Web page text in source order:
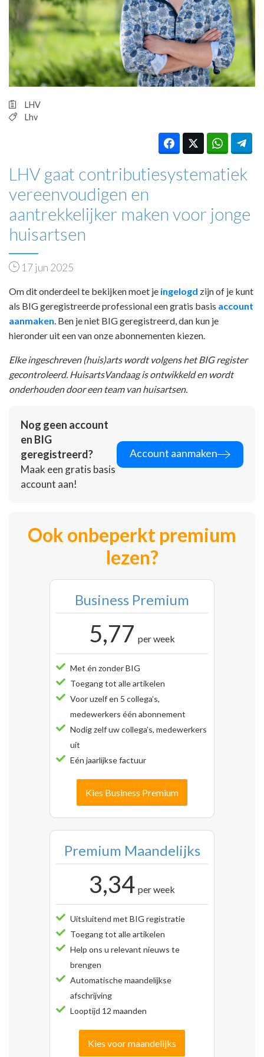
PRAKTIJKZAKEN
TARIEVEN
VPHUISARTSEN
MEDISCHE VAKHANDEL
INLOGGEN
LHV
Lhv
LHV gaat contributiesystematiek
vereenvoudigen en
aantrekkelijker maken voor jonge
huisartsen
17 jun 2025
Om dit onderdeel te bekijken moet je ingelogd zijn of je kunt
als BIG geregistreerde professional een gratis basis account
aanmaken . Ben je niet BIG geregistreerd, dan kun je
hieronder uit een van onze abonnementen kiezen.
Elke ingeschreven (huis)arts wordt volgens het BIG register
gecontroleerd. HuisartsVandaag is ontwikkeld en wordt
onderhouden door een team van huisartsen.
Nog geen account
en BIG
geregistreerd?
Maak een gratis basis
account aan!
Account aanmaken
Ook onbeperkt premium
lezen?
Business Premium
5,77 per week
Met én zonder BIG
Toegang tot alle artikelen
Voor uzelf en 5 collega’s,
medewerkers één abonnement
Nodig zelf uw collega’s, medewerkers
uit
Eén jaarlijkse factuur
Kies Business Premium
Premium Maandelijks
3,34 per week
Uitsluitend met BIG registratie
Toegang tot alle artikelen
Help ons u relevant nieuws te
brengen
Automatische maandelijkse
afschrijving
Looptijd 12 maanden
Kies voor maandelijks